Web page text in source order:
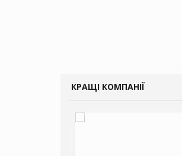
КРАЩІ КОМПАНІЇ